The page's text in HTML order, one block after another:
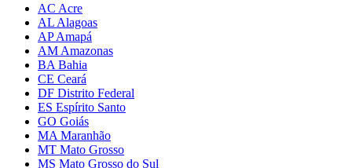
AC Acre
AL Alagoas
AP Amapá
AM Amazonas
BA Bahia
CE Ceará
DF Distrito Federal
ES Espírito Santo
GO Goiás
MA Maranhão
MT Mato Grosso
MS Mato Grosso do Sul